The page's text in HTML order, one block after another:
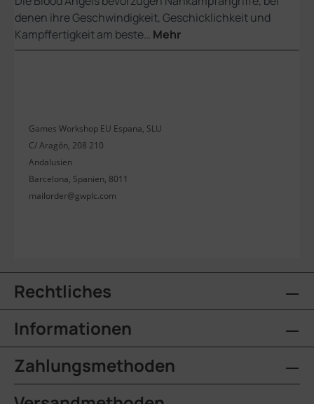
denen ihre Geschwindigkeit, Geschicklichkeit und
Kampffertigkeit am beste… Mehr
Games Workshop EU Espana, SLU
C/ Aragón, 208 210
Andalusien
Barcelona, Spanien, 8011
mailorder@gwplc.com
Rechtliches
Informationen
Zahlungsmethoden